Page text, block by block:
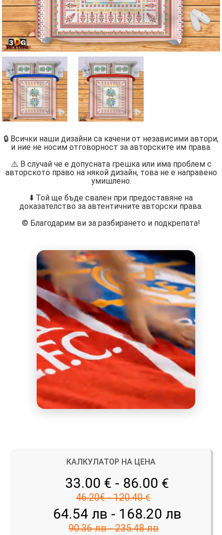
🔒 Всички наши дизайни са качени от независими автори,
и ние не носим отговорност за авторските им права.
⚠️ В случай че е допусната грешка или има проблем с
авторското право на някой дизайн, това не е направено
умишлено.
⬇️ Той ще бъде свален при предоставяне на
доказателство за автентичните авторски права.
©️ Благодарим ви за разбирането и подкрепата!
КАЛКУЛАТОР НА ЦЕНА
33.00 € - 86.00 €
46.20€ - 120.40 €
64.54 лв - 168.20 лв
90.36 лв - 235.48 лв